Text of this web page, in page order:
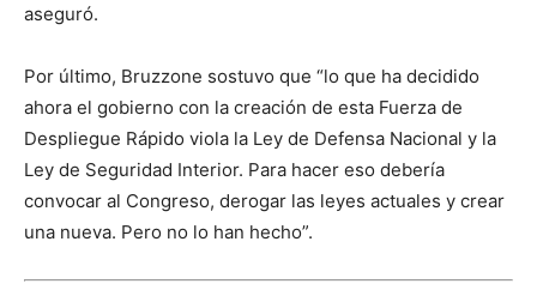
aseguró.
Por último, Bruzzone sostuvo que “lo que ha decidido
ahora el gobierno con la creación de esta Fuerza de
Despliegue Rápido viola la Ley de Defensa Nacional y la
Ley de Seguridad Interior. Para hacer eso debería
convocar al Congreso, derogar las leyes actuales y crear
una nueva. Pero no lo han hecho”.